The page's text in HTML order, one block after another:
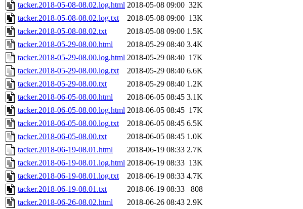
tacker.2018-05-08-08.02.log.html 2018-05-08 09:00 32K
tacker.2018-05-08-08.02.log.txt
2018-05-08 09:00 13K
tacker.2018-05-08-08.02.txt
2018-05-08 09:00 1.5K
tacker.2018-05-29-08.00.html
2018-05-29 08:40 3.4K
tacker.2018-05-29-08.00.log.html 2018-05-29 08:40 17K
tacker.2018-05-29-08.00.log.txt
2018-05-29 08:40 6.6K
tacker.2018-05-29-08.00.txt
2018-05-29 08:40 1.2K
tacker.2018-06-05-08.00.html
2018-06-05 08:45 3.1K
tacker.2018-06-05-08.00.log.html 2018-06-05 08:45 17K
tacker.2018-06-05-08.00.log.txt
2018-06-05 08:45 6.5K
tacker.2018-06-05-08.00.txt
2018-06-05 08:45 1.0K
tacker.2018-06-19-08.01.html
2018-06-19 08:33 2.7K
tacker.2018-06-19-08.01.log.html 2018-06-19 08:33 13K
tacker.2018-06-19-08.01.log.txt
2018-06-19 08:33 4.7K
tacker.2018-06-19-08.01.txt
2018-06-19 08:33
808
tacker.2018-06-26-08.02.html
2018-06-26 08:43 2.9K